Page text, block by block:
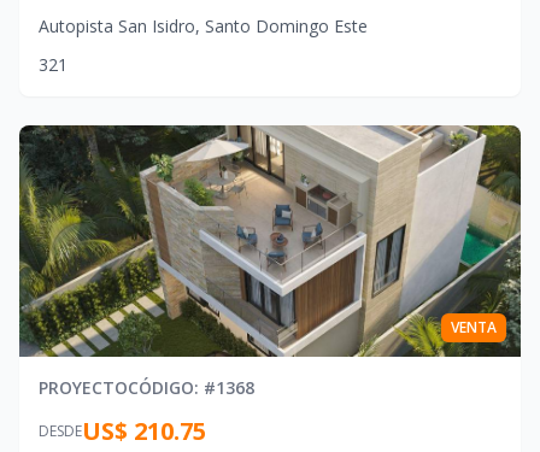
Autopista San Isidro, Santo Domingo Este
321
VENTA
PROYECTOCÓDIGO: #1368
DESDEUS$ 210.75